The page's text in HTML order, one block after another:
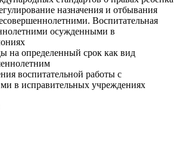
назначения и отбывания
Воспитательная
осужденными в
на определенный срок как вид
воспитательной работы с
в исправительных учреждениях